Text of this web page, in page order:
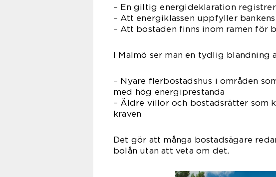
– En giltig energideklaration
– Att energiklassen uppfyller
– Att bostaden finns inom ramen för
I Malmö ser man en tydlig blandning
– Nyare flerbostadshus i områden
med hög energiprestanda
– Äldre villor och bostadsrätter som
kraven
Det gör att många bostadsägare
bolån utan att veta om det.